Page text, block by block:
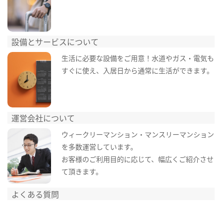
設備とサービスについて
生活に必要な設備をご用意！水道やガス・電気も
すぐに使え、入居日から通常に生活ができます。
運営会社について
ウィークリーマンション・マンスリーマンション
を多数運営しています。
お客様のご利用目的に応じて、幅広くご紹介させ
て頂きます。
よくある質問